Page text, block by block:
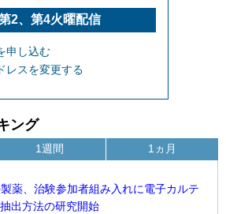
2、第4火曜配信
申し込む
レスを変更する
ング
薬、治験参加者組み入れに電子カルテ
出方法の研究開始
1週間 1ヵ月